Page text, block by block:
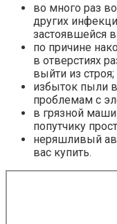
во много раз
других
застоявшейся
по причине
в отверстиях
выйти из строя;
избыток пыли
проблемам с
в грязной
попутчику
неряшливый
вас купить.